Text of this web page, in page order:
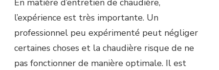
En matière d’entretien de chaudière,
l’expérience est très importante. Un
professionnel peu expérimenté peut négliger
certaines choses et la chaudière risque de ne
pas fonctionner de manière optimale. Il est